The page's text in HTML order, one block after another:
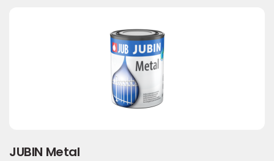
JUBIN Metal